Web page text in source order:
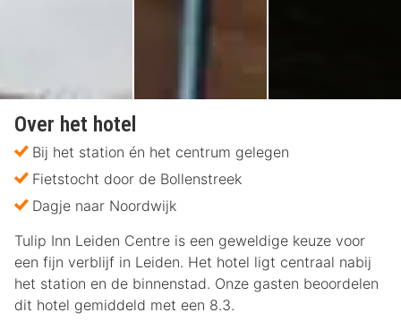
Over het hotel
Bij het station én het centrum gelegen
Fietstocht door de Bollenstreek
Dagje naar Noordwijk
Tulip Inn Leiden Centre is een geweldige keuze voor
een fijn verblijf in Leiden. Het hotel ligt centraal nabij
het station en de binnenstad. Onze gasten beoordelen
dit hotel gemiddeld met een 8.3.